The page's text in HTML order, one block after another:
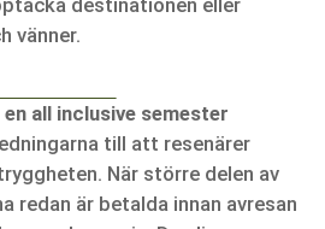
destinationen eller
vänner.
all inclusive semester
till att resenärer
När större delen av
redan är betalda innan avresan